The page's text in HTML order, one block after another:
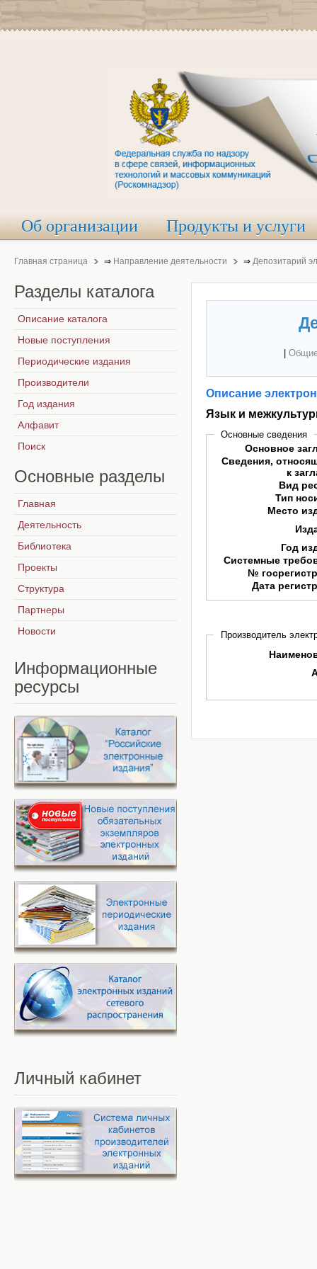
Об организации Продукты и услуги
Главная страница ⇒ Направление деятельности ⇒ Депозитарий
Описание
Язык и
Основные сведения
Основное
Сведения,
к
Вид
Тип
Место
Год
Системные
№
Дата
Производитель
Разделы каталога
Описание каталога
Новые поступления
Периодические издания
Производители
Год издания
Алфавит
Поиск
Основные разделы
Главная
Деятельность
Библиотека
Проекты
Структура
Партнеры
Новости
Информационные
ресурсы
Личный кабинет